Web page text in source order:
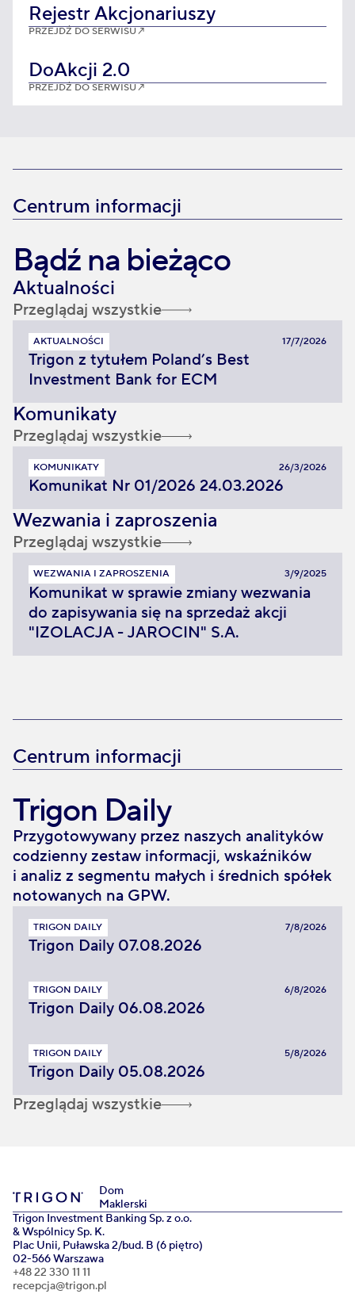
Rejestr Akcjonariuszy
PRZEJDŹ DO SERWISU↗
DoAkcji 2.0
PRZEJDŹ DO SERWISU↗
Centrum informacji
Bądź na bieżąco
Aktualności
Przeglądaj wszystkie
AKTUALNOŚCI 17/7/2026
Trigon z tytułem Poland’s Best
Investment Bank for ECM
Komunikaty
Przeglądaj wszystkie
KOMUNIKATY 26/3/2026
Komunikat Nr 01/2026 24.03.2026
Wezwania i zaproszenia
Przeglądaj wszystkie
WEZWANIA I ZAPROSZENIA 3/9/2025
Komunikat w sprawie zmiany wezwania
do zapisywania się na sprzedaż akcji
"IZOLACJA - JAROCIN" S.A.
Centrum informacji
Trigon Daily
Przygotowywany przez naszych analityków
codzienny zestaw informacji, wskaźników
i analiz z segmentu małych i średnich spółek
notowanych na GPW.
TRIGON DAILY 7/8/2026
Trigon Daily 07.08.2026
TRIGON DAILY 6/8/2026
Trigon Daily 06.08.2026
TRIGON DAILY 5/8/2026
Trigon Daily 05.08.2026
Przeglądaj wszystkie
Dom
Maklerski
Trigon Investment Banking Sp. z o.o.
& Wspólnicy Sp. K.
Plac Unii, Puławska 2/bud. B (6 piętro)
02-566 Warszawa
+48 22 330 11 11
recepcja@trigon.pl